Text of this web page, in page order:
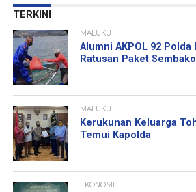
TERKINI
MALUKU
Alumni AKPOL 92
Ratusan Paket Sembako
MALUKU
Kerukunan Keluarga
Temui Kapolda
EKONOMI